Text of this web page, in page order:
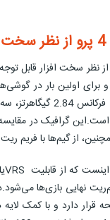
ریت ۱۴۴ فریم‌برثانیه هم پشتیبانی می‌کند.